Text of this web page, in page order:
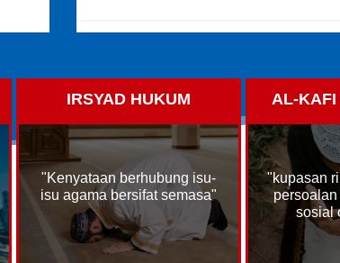
JUL/2026
KEMALANGAN MELENGKAPI
19
JUL/2026
KENYATAAN MEDIA JMWP -
SOKONGAN TERHADAP
PINDAAN AKTA 333 DEMI
KEADILAN MANGSA DAN
WARIS KEMALANGAN
IRSYAD HUKUM
"Kenyataan berhubung isu-
isu agama bersifat semasa"
AL-KAFI
"kupasan
sosial